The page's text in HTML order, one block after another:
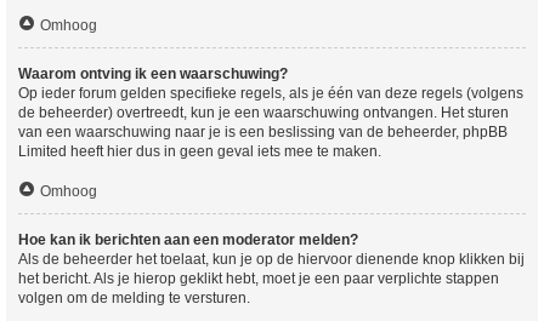
Omhoog
Waarom ontving ik een waarschuwing?
Op ieder forum gelden specifieke regels, als je één van deze regels (volgens
de beheerder) overtreedt, kun je een waarschuwing ontvangen. Het sturen
van een waarschuwing naar je is een beslissing van de beheerder, phpBB
Limited heeft hier dus in geen geval iets mee te maken.
Omhoog
Hoe kan ik berichten aan een moderator melden?
Als de beheerder het toelaat, kun je op de hiervoor dienende knop klikken bij
het bericht. Als je hierop geklikt hebt, moet je een paar verplichte stappen
volgen om de melding te versturen.